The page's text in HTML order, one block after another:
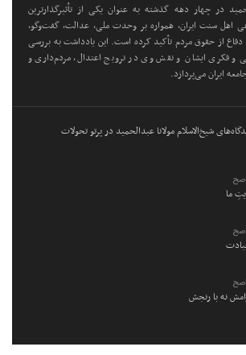
در چهار دهه گذشته به عنوان یکی از تأثیرگذارترین
اهل سنت ایران، همواره بر وحدت ملی، عدالت، گفت‌وگو،
از حقوق مردم تأکید کرده است. این یادداشت به بررسی
و فکری ایشان و نقش وی در ترویج اعتدال، مردم‌داری و
ایران می‌پردازد.
شیخ‌الاسلام مولانا عبدالحمید در پرتو تحولات
ما
نه با رنجش